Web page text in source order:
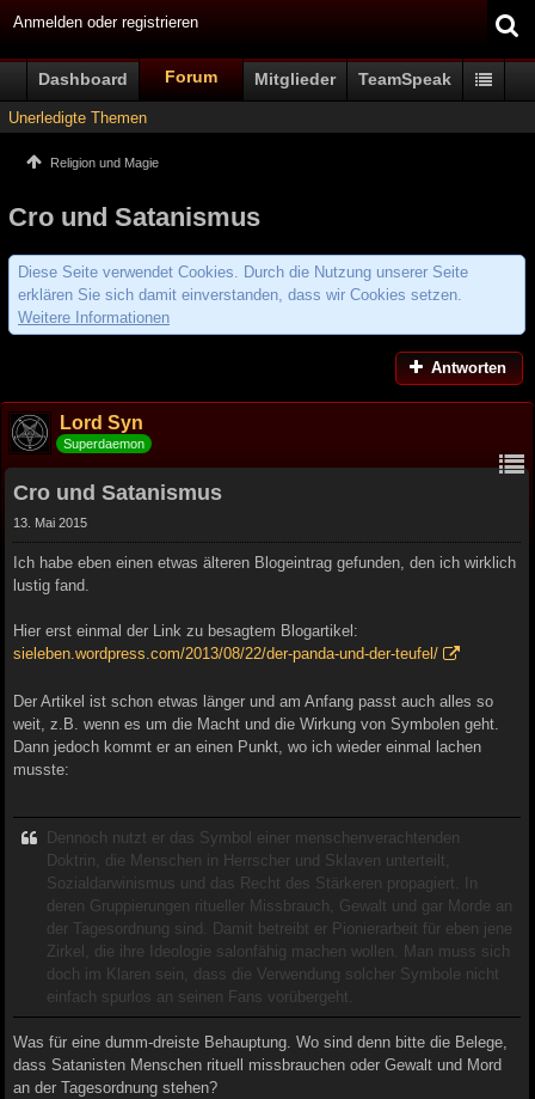
Anmelden oder registrieren
Dashboard Forum Mitglieder TeamSpeak
Unerledigte Themen
Religion und Magie
Cro und Satanismus
Diese Seite verwendet Cookies. Durch die Nutzung unserer Seite
erklären Sie sich damit einverstanden, dass wir Cookies setzen.
Weitere Informationen
Antworten
Lord Syn
Superdaemon
Cro und Satanismus
13. Mai 2015
Ich habe eben einen etwas älteren Blogeintrag gefunden, den ich wirklich
lustig fand.
Hier erst einmal der Link zu besagtem Blogartikel:
sieleben.wordpress.com/2013/08/22/der-panda-und-der-teufel/
Der Artikel ist schon etwas länger und am Anfang passt auch alles so
weit, z.B. wenn es um die Macht und die Wirkung von Symbolen geht.
Dann jedoch kommt er an einen Punkt, wo ich wieder einmal lachen
musste:
Dennoch nutzt er das Symbol einer menschenverachtenden
Doktrin, die Menschen in Herrscher und Sklaven unterteilt,
Sozialdarwinismus und das Recht des Stärkeren propagiert. In
deren Gruppierungen ritueller Missbrauch, Gewalt und gar Morde an
der Tagesordnung sind. Damit betreibt er Pionierarbeit für eben jene
Zirkel, die ihre Ideologie salonfähig machen wollen. Man muss sich
doch im Klaren sein, dass die Verwendung solcher Symbole nicht
einfach spurlos an seinen Fans vorübergeht.
Was für eine dumm-dreiste Behauptung. Wo sind denn bitte die Belege,
dass Satanisten Menschen rituell missbrauchen oder Gewalt und Mord
an der Tagesordnung stehen?